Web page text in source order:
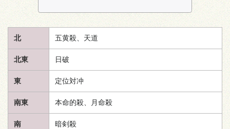
北 五黄殺、 天道
北東 日破
東 定位対冲
南東 本命的殺、月命殺
南 暗剣殺